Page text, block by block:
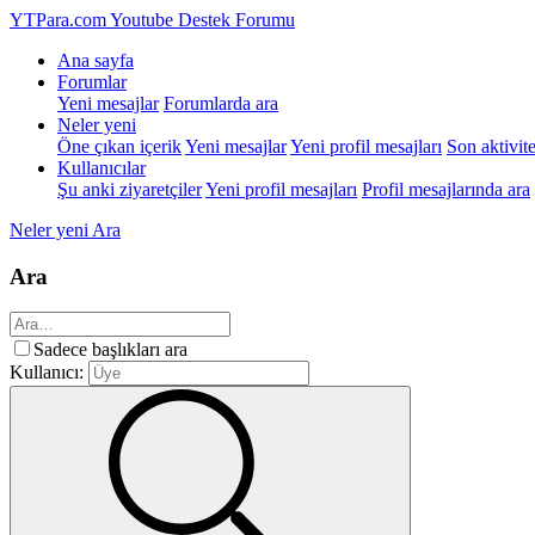
YTPara.comYoutube Destek Forumu
Ana sayfa
Forumlar
Yeni mesajlar Forumlarda ara
Neler yeni
Öne çıkan içerikYeni mesajlarYeni profil mesajları Son
Kullanıcılar
Şu anki ziyaretçilerYeni profil mesajları Profil mesajlarında ara
Neler yeni Ara
Ara
Sadece başlıkları ara
Kullanıcı: